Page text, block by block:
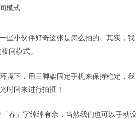
些小伙伴好奇这张是怎么拍的。其实，我
间模式。
境下，用三脚架固定手机来保持稳定，我
时间来进行拍摄！
春」字绰绰有余，当然我们也可以手动设